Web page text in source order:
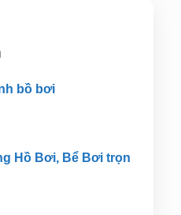
bồ bơi
Hồ Bơi, Bể Bơi trọn